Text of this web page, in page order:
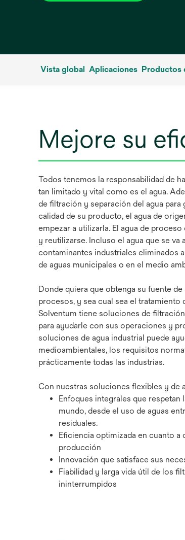
Vista global Aplicaciones Productos
Mejore su
Todos tenemos la responsabilidad de
tan limitado y vital como es el agua.
de filtración y separación del agua
calidad de su producto, el agua de
empezar a utilizarla. El agua de
y reutilizarse. Incluso el agua que se va
contaminantes industriales eliminados
de aguas municipales o en el medio
Donde quiera que obtenga su fuente
procesos, y sea cual sea el tratamiento
Solventum tiene soluciones de
para ayudarle con sus operaciones y
soluciones de agua industrial puede
medioambientales, los requisitos
prácticamente todas las industrias.
Con nuestras soluciones flexibles y de
Enfoques integrales que
mundo, desde el uso de aguas
residuales.
Eficiencia optimizada en cuanto
producción
Innovación que satisface sus
Fiabilidad y larga vida útil de los
ininterrumpidos